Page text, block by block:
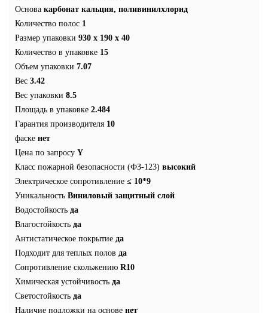
Основа карбонат кальция, поливинилхлорид
Количество полос 1
Размер упаковки 930 x 190 x 40
Количество в упаковке 15
Объем упаковки 7.07
Вес 3.42
Вес упаковки 8.5
Площадь в упаковке 2.484
Гарантия производителя 10
фаске нет
Цена по запросу Y
Класс пожарной безопасности (ФЗ-123) высокий
Электрическое сопротивление ≤ 10*9
Уникальность Виниловый защитный слой
Водостойкость да
Влагостойкость да
Антистатическое покрытие да
Подходит для теплых полов да
Сопротивление скольжению R10
Химическая устойчивость да
Светостойкость да
Наличие подложки на основе нет